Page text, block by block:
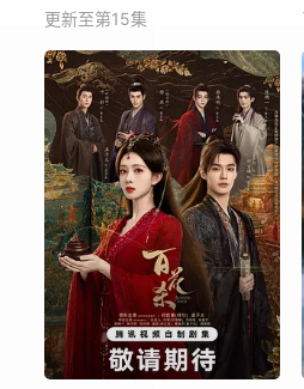
更新至第15集